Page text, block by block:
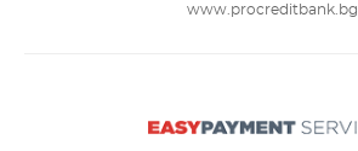
www.procreditbank.bg